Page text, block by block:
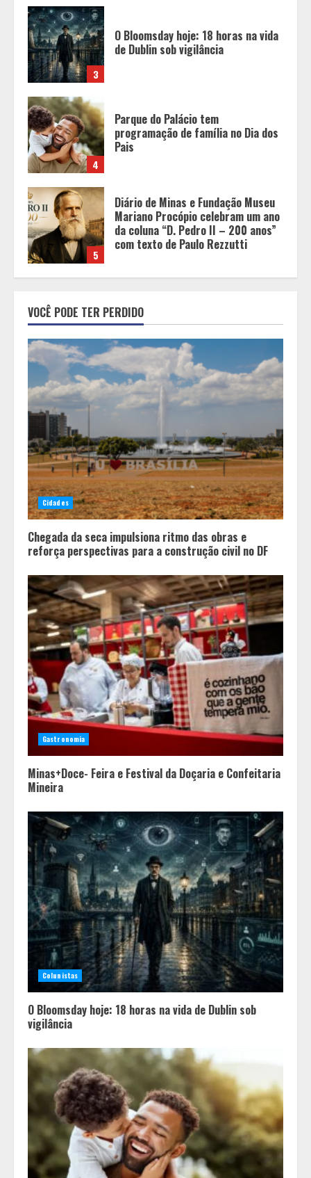
4
Parque do Palácio tem
programação de família no Dia dos
Pais
5
Diário de Minas e Fundação Museu
Mariano Procópio celebram um ano
da coluna “D. Pedro II – 200 anos”
com texto de Paulo Rezzutti
1
Chegada da seca impulsiona ritmo
das obras e reforça perspectivas
para a construção civil no DF
Minas+Doce- Feira e Festival da
Doçaria e Confeitaria Mineira
3
O Bloomsday hoje: 18 horas na vida
de Dublin sob vigilância
Parque do Palácio tem
programação de família no Dia dos
Pais
VOCÊ PODE TER PERDIDO
Cidades
Chegada da seca impulsiona ritmo das obras e
reforça perspectivas para a construção civil no DF
Gastronomia
Minas+Doce- Feira e Festival da Doçaria e Confeitaria
Mineira
Colunistas
O Bloomsday hoje: 18 horas na vida de Dublin sob
vigilância